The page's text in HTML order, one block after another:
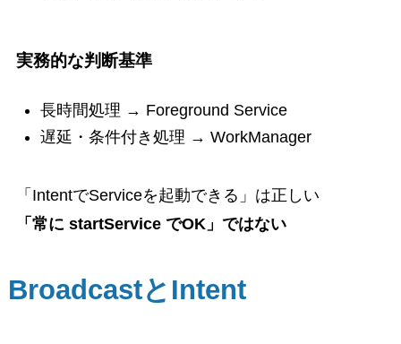
実務的な判断基準
長時間処理 → Foreground Service
遅延・条件付き処理 → WorkManager
「IntentでServiceを起動できる」は正しい
「常に startService でOK」ではない
BroadcastとIntent